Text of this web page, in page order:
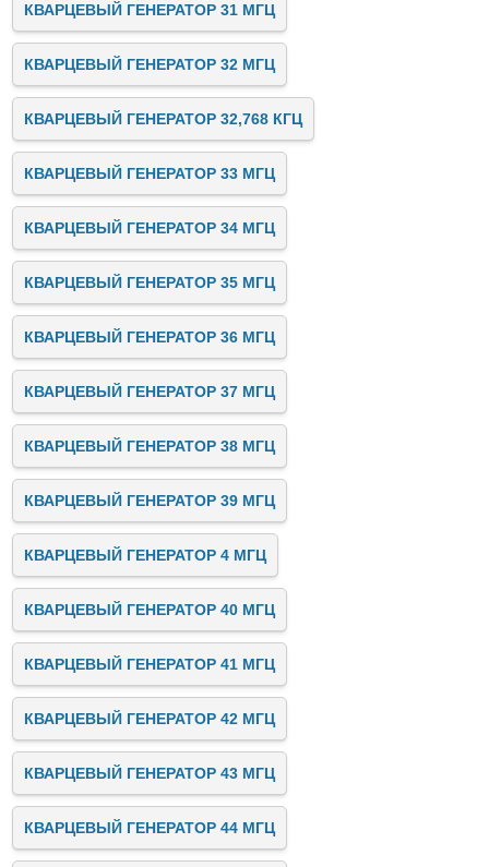
КВАРЦЕВЫЙ ГЕНЕРАТОР 31 МГЦ
КВАРЦЕВЫЙ ГЕНЕРАТОР 32 МГЦ
КВАРЦЕВЫЙ ГЕНЕРАТОР 32,768 КГЦ
КВАРЦЕВЫЙ ГЕНЕРАТОР 33 МГЦ
КВАРЦЕВЫЙ ГЕНЕРАТОР 34 МГЦ
КВАРЦЕВЫЙ ГЕНЕРАТОР 35 МГЦ
КВАРЦЕВЫЙ ГЕНЕРАТОР 36 МГЦ
КВАРЦЕВЫЙ ГЕНЕРАТОР 37 МГЦ
КВАРЦЕВЫЙ ГЕНЕРАТОР 38 МГЦ
КВАРЦЕВЫЙ ГЕНЕРАТОР 39 МГЦ
КВАРЦЕВЫЙ ГЕНЕРАТОР 4 МГЦ
КВАРЦЕВЫЙ ГЕНЕРАТОР 40 МГЦ
КВАРЦЕВЫЙ ГЕНЕРАТОР 41 МГЦ
КВАРЦЕВЫЙ ГЕНЕРАТОР 42 МГЦ
КВАРЦЕВЫЙ ГЕНЕРАТОР 43 МГЦ
КВАРЦЕВЫЙ ГЕНЕРАТОР 44 МГЦ